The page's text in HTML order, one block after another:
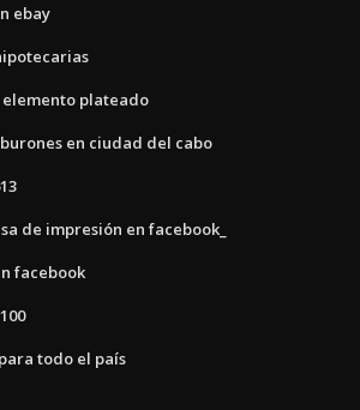
ebay
plateado
en ciudad del cabo
de impresión en facebook_
facebook
todo el país